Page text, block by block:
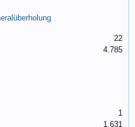
22
4.785
1
1.631